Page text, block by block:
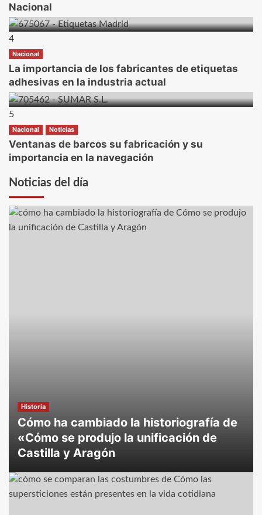
Noticias del día
Historia
Cómo ha cambiado la historiografía de
«Cómo se produjo la unificación de
Castilla y Aragón
Nacional
4
Nacional
La importancia de los fabricantes de etiquetas
adhesivas en la industria actual
5
Nacional Noticias
Ventanas de barcos su fabricación y su
importancia en la navegación